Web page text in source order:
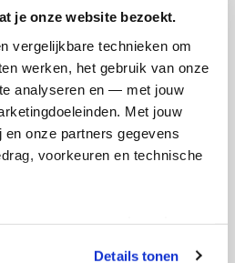
je onze website bezoekt.
vergelijkbare technieken om
werken, het gebruik van onze
analyseren en — met jouw
Met jouw
onze partners gegevens
voorkeuren en technische
Details tonen
Streefbedrag
€1.500
badges